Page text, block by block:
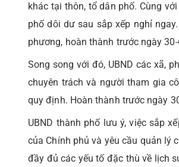
khác tại thôn, tổ dân phố. Cùng
phố dôi dư sau sắp xếp nghỉ
phương, hoàn thành trước ngày 30-
Song song với đó, UBND các xã,
chuyên trách và người tham gia
quy định. Hoàn thành trước ngày
UBND thành phố lưu ý, việc sắp
của Chính phủ và yêu cầu quản lý
đầy đủ các yếu tố đặc thù về lịch